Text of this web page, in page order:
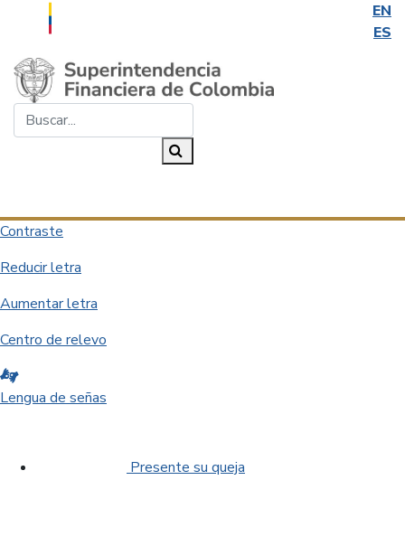
EN
ES
Saltar al contenido principal
Contraste
Reducir letra
Aumentar letra
Centro de relevo
Lengua de señas
Presente su queja